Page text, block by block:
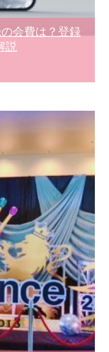
会費は？登録
説